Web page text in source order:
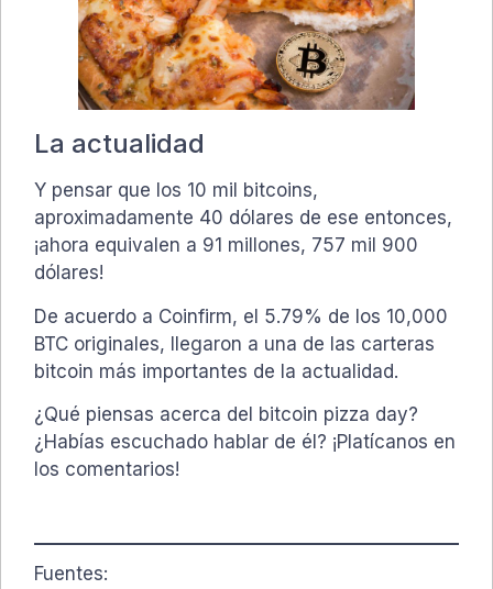
La actualidad
Y pensar que los 10 mil bitcoins,
aproximadamente 40 dólares de ese entonces,
¡ahora equivalen a 91 millones, 757 mil 900
dólares!
De acuerdo a Coinfirm, el 5.79% de los 10,000
BTC originales, llegaron a una de las carteras
bitcoin más importantes de la actualidad.
¿Qué piensas acerca del bitcoin pizza day?
¿Habías escuchado hablar de él? ¡Platícanos en
los comentarios!
Fuentes: